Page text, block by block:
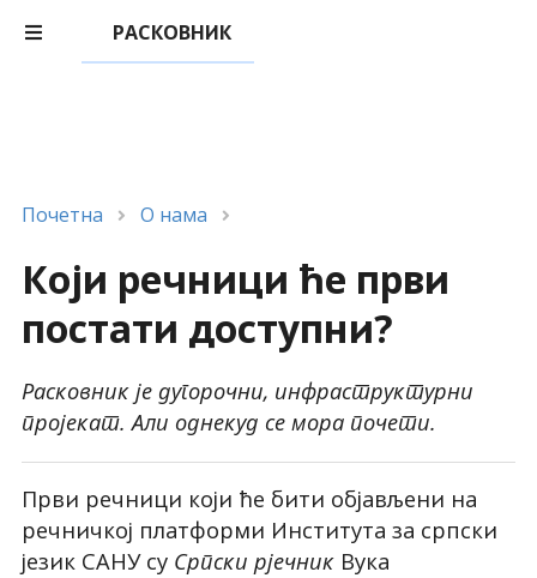
РАСКОВНИК
Почетна О нама
Који речници ће први
постати доступни?
Расковник је дугорочни, инфраструктурни
пројекат. Али однекуд се мора почети.
Први речници који ће бити објављени на
речничкој платформи Института за српски
језик САНУ су Српски рјечник Вука